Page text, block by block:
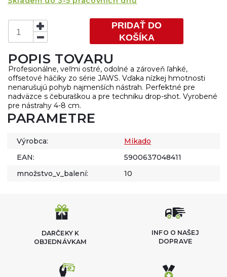
PRIDAŤ DO
KOŠÍKA
POPIS TOVARU
Profesionálne, veľmi ostré, odolné a zároveň ľahké,
offsetové háčiky zo série JAWS. Vďaka nízkej hmotnosti
nenarušujú pohyb najmenších nástrah. Perfektné pre
nadväzce s čeburaškou a pre techniku drop-shot. Vyrobené
pre nástrahy 4-8 cm.
PARAMETRE
Výrobca:
Mikado
EAN:
5900637048411
množstvo_v_balení:
10
DARČEKY K
OBJEDNÁVKAM
INFO O NAŠEJ
DOPRAVE